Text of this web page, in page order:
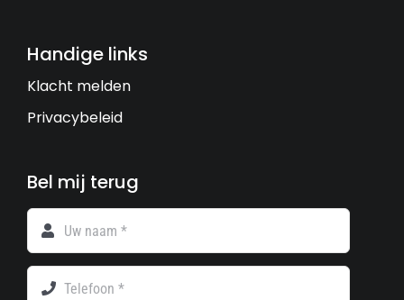
Handige links
Klacht melden
Privacybeleid
Bel mij terug